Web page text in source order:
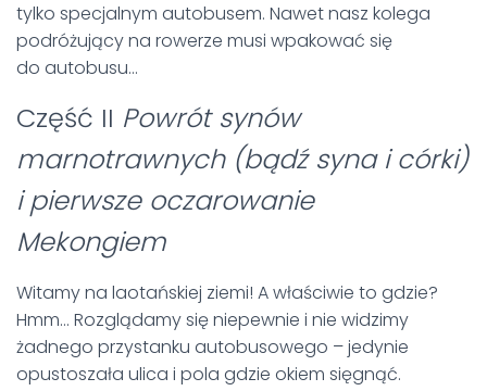
tylko specjalnym autobusem. Nawet nasz kolega
podróżujący na rowerze musi wpakować się
do autobusu…
Część II Powrót synów
marnotrawnych (bądź syna i córki)
i pierwsze oczarowanie
Mekongiem
Witamy na laotańskiej ziemi! A właściwie to gdzie?
Hmm… Rozglądamy się niepewnie i nie widzimy
żadnego przystanku autobusowego – jedynie
opustoszała ulica i pola gdzie okiem sięgnąć.